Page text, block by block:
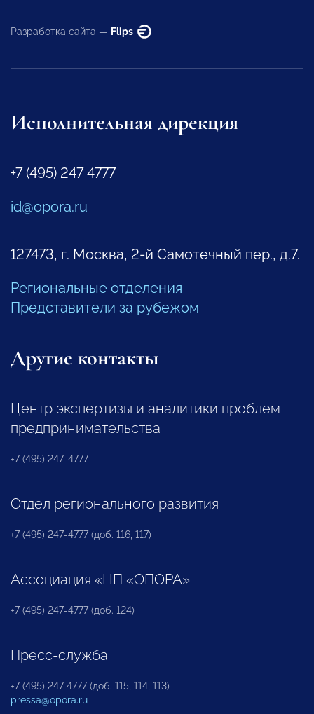
Разработка сайта — Flips
Исполнительная дирекция
+7 (495) 247 4777
id@opora.ru
127473, г. Москва, 2-й Самотечный пер., д.7.
Региональные отделения
Представители за рубежом
Другие контакты
Центр экспертизы и аналитики проблем
предпринимательства
+7 (495) 247-4777
Отдел регионального развития
+7 (495) 247-4777 (доб. 116, 117)
Ассоциация «НП «ОПОРА»
+7 (495) 247-4777 (доб. 124)
Пресс-служба
+7 (495) 247 4777 (доб. 115, 114, 113)
pressa@opora.ru